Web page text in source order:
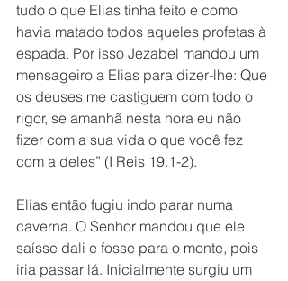
tudo o que Elias tinha feito e como
havia matado todos aqueles profetas à
espada. Por isso Jezabel mandou um
mensageiro a Elias para dizer-lhe: Que
os deuses me castiguem com todo o
rigor, se amanhã nesta hora eu não
fizer com a sua vida o que você fez
com a deles” (I Reis 19.1-2).
Elias então fugiu indo parar numa
caverna. O Senhor mandou que ele
saísse dali e fosse para o monte, pois
iria passar lá. Inicialmente surgiu um